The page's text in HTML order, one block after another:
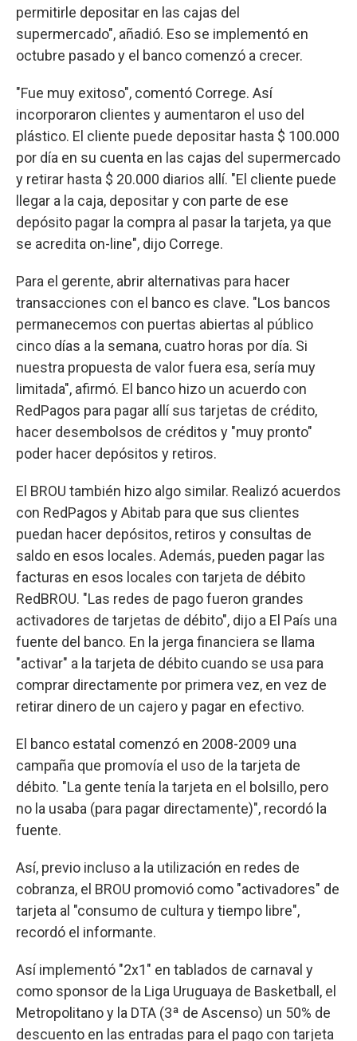
permitirle depositar en las cajas del
supermercado", añadió. Eso se implementó en
octubre pasado y el banco comenzó a crecer.
"Fue muy exitoso", comentó Correge. Así
incorporaron clientes y aumentaron el uso del
plástico. El cliente puede depositar hasta $ 100.000
por día en su cuenta en las cajas del supermercado
y retirar hasta $ 20.000 diarios allí. "El cliente puede
llegar a la caja, depositar y con parte de ese
depósito pagar la compra al pasar la tarjeta, ya que
se acredita on-line", dijo Correge.
Para el gerente, abrir alternativas para hacer
transacciones con el banco es clave. "Los bancos
permanecemos con puertas abiertas al público
cinco días a la semana, cuatro horas por día. Si
nuestra propuesta de valor fuera esa, sería muy
limitada", afirmó. El banco hizo un acuerdo con
RedPagos para pagar allí sus tarjetas de crédito,
hacer desembolsos de créditos y "muy pronto"
poder hacer depósitos y retiros.
El BROU también hizo algo similar. Realizó acuerdos
con RedPagos y Abitab para que sus clientes
puedan hacer depósitos, retiros y consultas de
saldo en esos locales. Además, pueden pagar las
facturas en esos locales con tarjeta de débito
RedBROU. "Las redes de pago fueron grandes
activadores de tarjetas de débito", dijo a El País una
fuente del banco. En la jerga financiera se llama
"activar" a la tarjeta de débito cuando se usa para
comprar directamente por primera vez, en vez de
retirar dinero de un cajero y pagar en efectivo.
El banco estatal comenzó en 2008-2009 una
campaña que promovía el uso de la tarjeta de
débito. "La gente tenía la tarjeta en el bolsillo, pero
no la usaba (para pagar directamente)", recordó la
fuente.
Así, previo incluso a la utilización en redes de
cobranza, el BROU promovió como "activadores" de
tarjeta al "consumo de cultura y tiempo libre",
recordó el informante.
Así implementó "2x1" en tablados de carnaval y
como sponsor de la Liga Uruguaya de Basketball, el
Metropolitano y la DTA (3ª de Ascenso) un 50% de
descuento en las entradas para el pago con tarjeta